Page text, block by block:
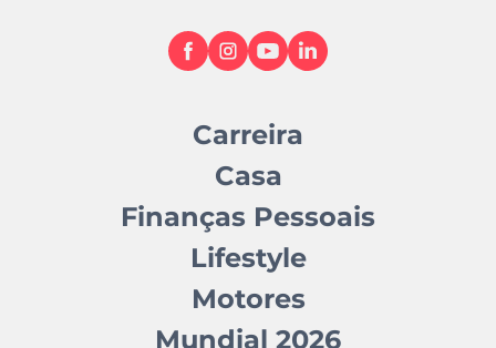
Carreira
Casa
Finanças Pessoais
Lifestyle
Motores
Mundial 2026